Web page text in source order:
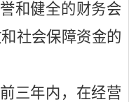
和健全的财务会
社会保障资金的
三年内，在经营